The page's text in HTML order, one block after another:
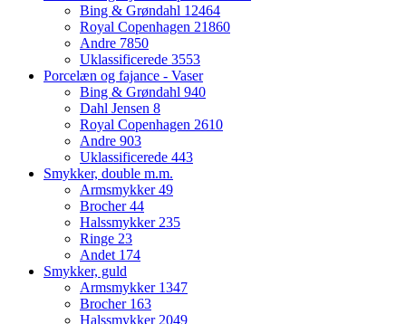
Bing & Grøndahl 12464
Royal Copenhagen 21860
Andre 7850
Uklassificerede 3553
Porcelæn og fajance - Vaser
Bing & Grøndahl 940
Dahl Jensen 8
Royal Copenhagen 2610
Andre 903
Uklassificerede 443
Smykker, double m.m.
Armsmykker49
Brocher44
Halssmykker235
Ringe 23
Andet 174
Smykker, guld
Armsmykker 1347
Brocher 163
Halssmykker 2049